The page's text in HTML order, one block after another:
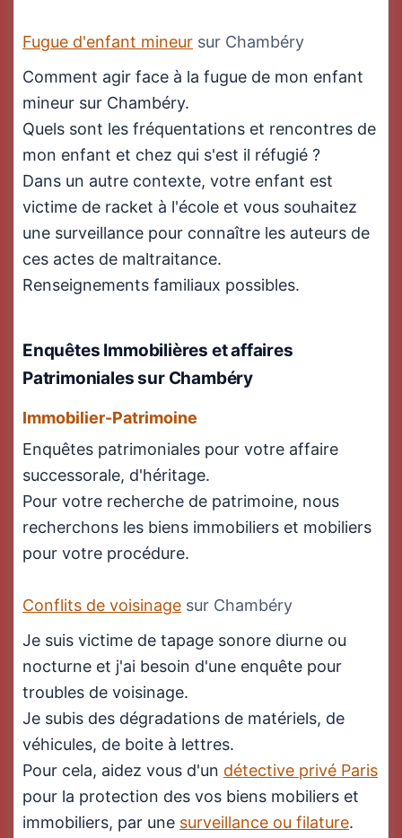
Fugue d'enfant mineur sur Chambéry
Comment agir face à la fugue de mon enfant
mineur sur Chambéry.
Quels sont les fréquentations et rencontres de
mon enfant et chez qui s'est il réfugié ?
Dans un autre contexte, votre enfant est
victime de racket à l'école et vous souhaitez
une surveillance pour connaître les auteurs de
ces actes de maltraitance.
Renseignements familiaux possibles.
Enquêtes Immobilières et affaires
Patrimoniales sur Chambéry
Immobilier-Patrimoine
Enquêtes patrimoniales pour votre affaire
successorale, d'héritage.
Pour votre recherche de patrimoine, nous
recherchons les biens immobiliers et mobiliers
pour votre procédure.
Conflits de voisinage sur Chambéry
Je suis victime de tapage sonore diurne ou
nocturne et j'ai besoin d'une enquête pour
troubles de voisinage.
Je subis des dégradations de matériels, de
véhicules, de boite à lettres.
Pour cela, aidez vous d'un détective privé Paris
pour la protection des vos biens mobiliers et
immobiliers, par une surveillance ou filature.